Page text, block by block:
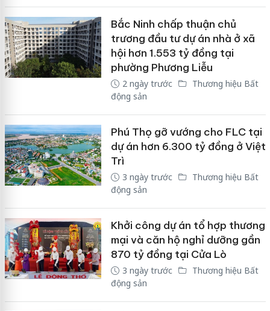
Bắc Ninh chấp thuận chủ
trương đầu tư dự án nhà ở xã
hội hơn 1.553 tỷ đồng tại
phường Phương Liễu
2 ngày trước
Thương hiệu Bất
động sản
Phú Thọ gỡ vướng cho FLC tại
dự án hơn 6.300 tỷ đồng ở Việt
Trì
3 ngày trước
Thương hiệu Bất
động sản
Khởi công dự án tổ hợp thương
mại và căn hộ nghỉ dưỡng gần
870 tỷ đồng tại Cửa Lò
3 ngày trước
Thương hiệu Bất
động sản